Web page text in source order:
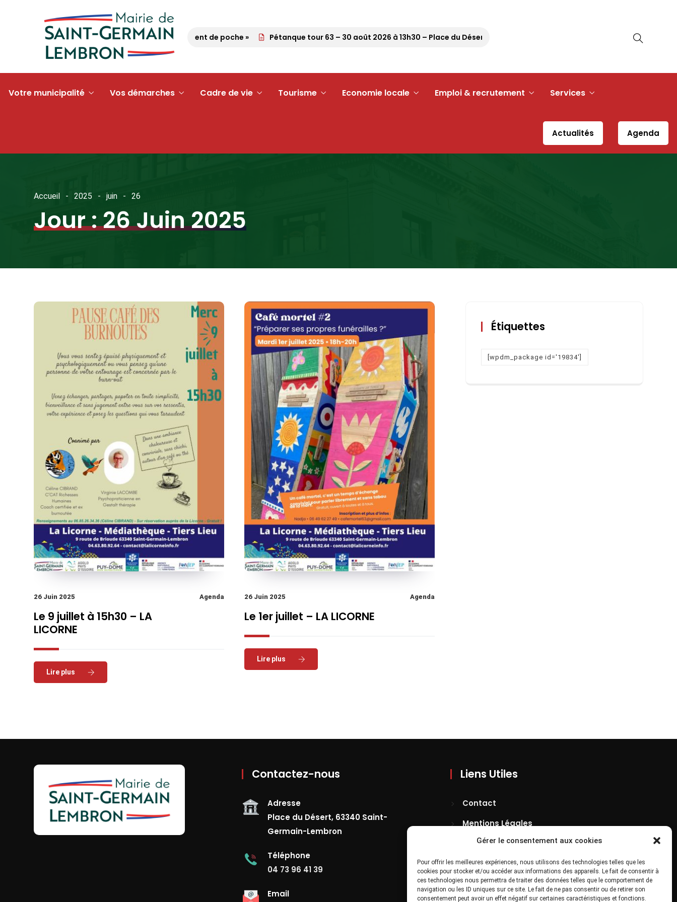
Gérer le consentement aux cookies
Pour offrir les meilleures expériences, nous utilisons des technologies telles que les
cookies pour stocker et/ou accéder aux informations des appareils. Le fait de consentir à
ces technologies nous permettra de traiter des données telles que le comportement de
navigation ou les ID uniques sur ce site. Le fait de ne pas consentir ou de retirer son
consentement peut avoir un effet négatif sur certaines caractéristiques et fonctions.
Opération « argent de poche » Pétanque tour 63 – 30 août 2026 à 13h30 – Place du Désert Pique-nique Républicain – 30 août 2026 à
Votre municipalité Vos démarches Cadre de vie Tourisme Economie locale Emploi & recrutement Services
Actualités Agenda
Accueil 2025 juin 26
Jour :26 Juin 2025
26 Juin 2025 Agenda
Le 9 juillet à 15h30 – LA
LICORNE
Read More
26 Juin 2025 Agenda
Le 1er juillet – LA LICORNE
Read More
Étiquettes
[wpdm_package id='19834']
Contactez-nous
Adresse
Place du Désert, 63340 Saint-
Germain-Lembron
Téléphone
04 73 96 41 39
Email
Liens Utiles
Contact
Mentions Légales
Confidentialité
Site Map